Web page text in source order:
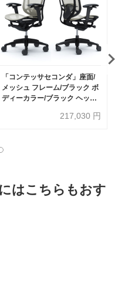
「コンテッサセコンダ」座面/
メッシュ フレーム/ブラック ボ
ディーカラー/ブラック ヘッド
ーサポート有・無【受注生産
217,030 円
はこちらもおす